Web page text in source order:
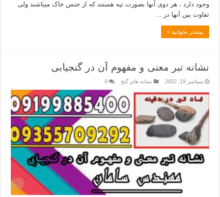
وجود دارد ، هر دوی آنها بصورت تپه هستند که از جنس خاک میباشند ولی
تفاوت بین آنها در …
بیشتر بخوانید »
نشانه تبر معنی و مفهوم آن در گنجیابی
سپتامبر 19, 2022 نشانه های گنج 0